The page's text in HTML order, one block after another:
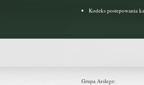
Kodeks postepowania
Grupa Arslege: